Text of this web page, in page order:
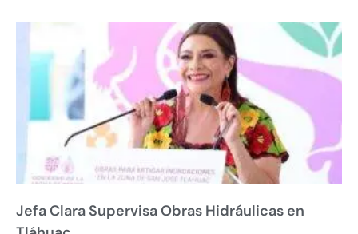
Jefa Clara Supervisa Obras Hidráulicas en